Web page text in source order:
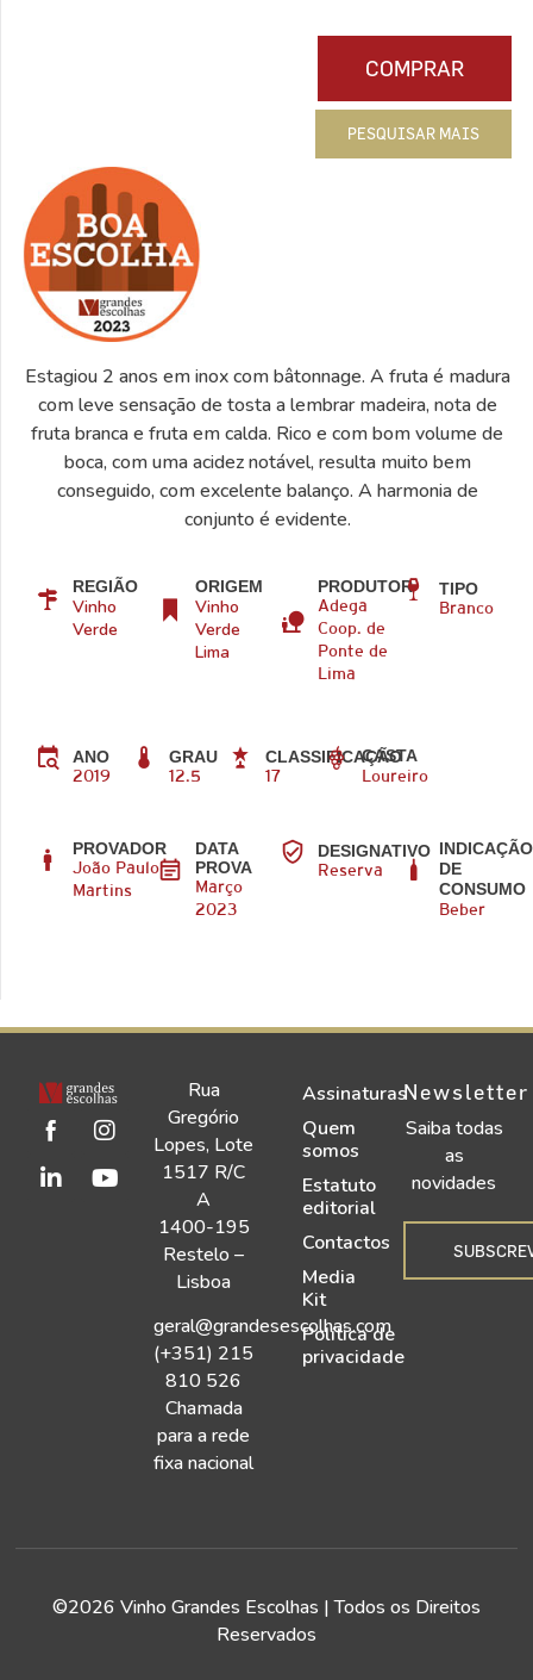
COMPRAR
PESQUISAR MAIS
Estagiou 2 anos em inox com bâtonnage. A fruta é madura
com leve sensação de tosta a lembrar madeira, nota de
fruta branca e fruta em calda. Rico e com bom volume de
boca, com uma acidez notável, resulta muito bem
conseguido, com excelente balanço. A harmonia de
conjunto é evidente.
REGIÃO
Vinho
Verde
ORIGEM
Vinho
Verde
Lima
PRODUTOR
Adega
Coop. de
Ponte de
Lima
TIPO
Branco
ANO
2019
GRAU
12.5
CLASSIFICAÇÃO
17
CASTA
Loureiro
PROVADOR
João Paulo
Martins
DATA
PROVA
Março
2023
DESIGNATIVO
Reserva
INDICAÇÃO
DE
CONSUMO
Beber
Rua
Gregório
Lopes, Lote
1517 R/C
A
1400-195
Restelo –
Lisboa
geral@grandesescolhas.com
(+351) 215
810 526
Chamada
para a rede
fixa nacional
Assinaturas
Quem
somos
Estatuto
editorial
Contactos
Media
Kit
Política de
privacidade
Newsletter
Saiba todas
as
novidades
©2026 Vinho Grandes Escolhas | Todos os Direitos
Reservados